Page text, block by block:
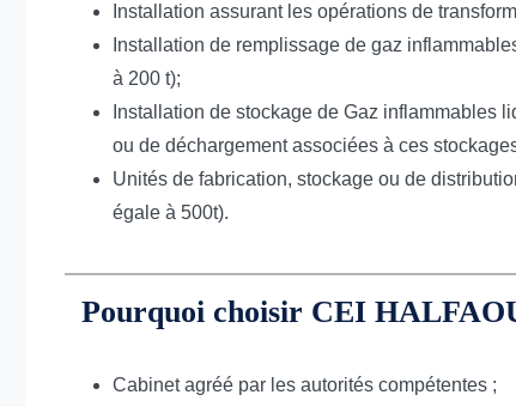
Installation assurant les opérations de
Installation de remplissage de gaz
à 200 t);
Installation de stockage de Gaz inflammables
ou de déchargement associées à ces
Unités de fabrication, stockage ou de
égale à 500t).
Pourquoi choisir CEI
Cabinet agréé par les autorités compétentes ;